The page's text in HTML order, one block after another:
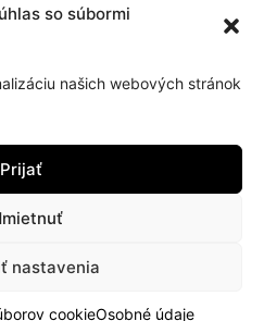
so súbormi
našich webových stránok
Prijať
nastavenia
cookieOsobné údaje
cookie (EÚ)